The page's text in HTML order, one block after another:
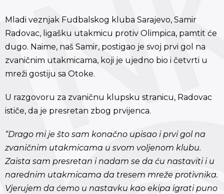
Mladi veznjak Fudbalskog kluba Sarajevo, Samir
Radovac, ligašku utakmicu protiv Olimpica, pamtit će
dugo. Naime, naš Samir, postigao je svoj prvi gol na
zvaničnim utakmicama, koji je ujedno bio i četvrti u
mreži gostiju sa Otoke.
U razgovoru za zvaničnu klupsku stranicu, Radovac
ističe, da je presretan zbog prvijenca.
“Drago mi je što sam konačno upisao i prvi gol na
zvaničnim utakmicama u svom voljenom klubu.
Zaista sam presretan i nadam se da ću nastaviti i u
narednim utakmicama da tresem mreže protivnika.
Vjerujem da ćemo u nastavku kao ekipa igrati puno